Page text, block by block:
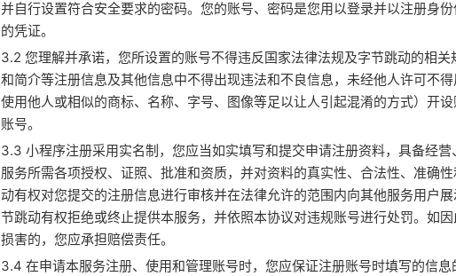
并自行设置符合安全要求的密码。您的账号、密码是您用以登录并以注册身
的凭证。
3.2 您理解并承诺，您所设置的账号不得违反国家法律法规及字节跳动的相
和简介等注册信息及其他信息中不得出现违法和不良信息，未经他人许可不
使用他人或相似的商标、名称、字号、图像等足以让人引起混淆的方式）开
账号。
3.3 小程序注册采用实名制，您应当如实填写和提交申请注册资料，具备经
服务所需各项授权、证照、批准和资质，并对资料的真实性、合法性、准确
动有权对您提交的注册信息进行审核并在法律允许的范围内向其他服务用户
节跳动有权拒绝或终止提供本服务，并依照本协议对违规账号进行处罚。如
损害的，您应承担赔偿责任。
3.4 在申请本服务注册、使用和管理账号时，您应保证注册账号时填写的信